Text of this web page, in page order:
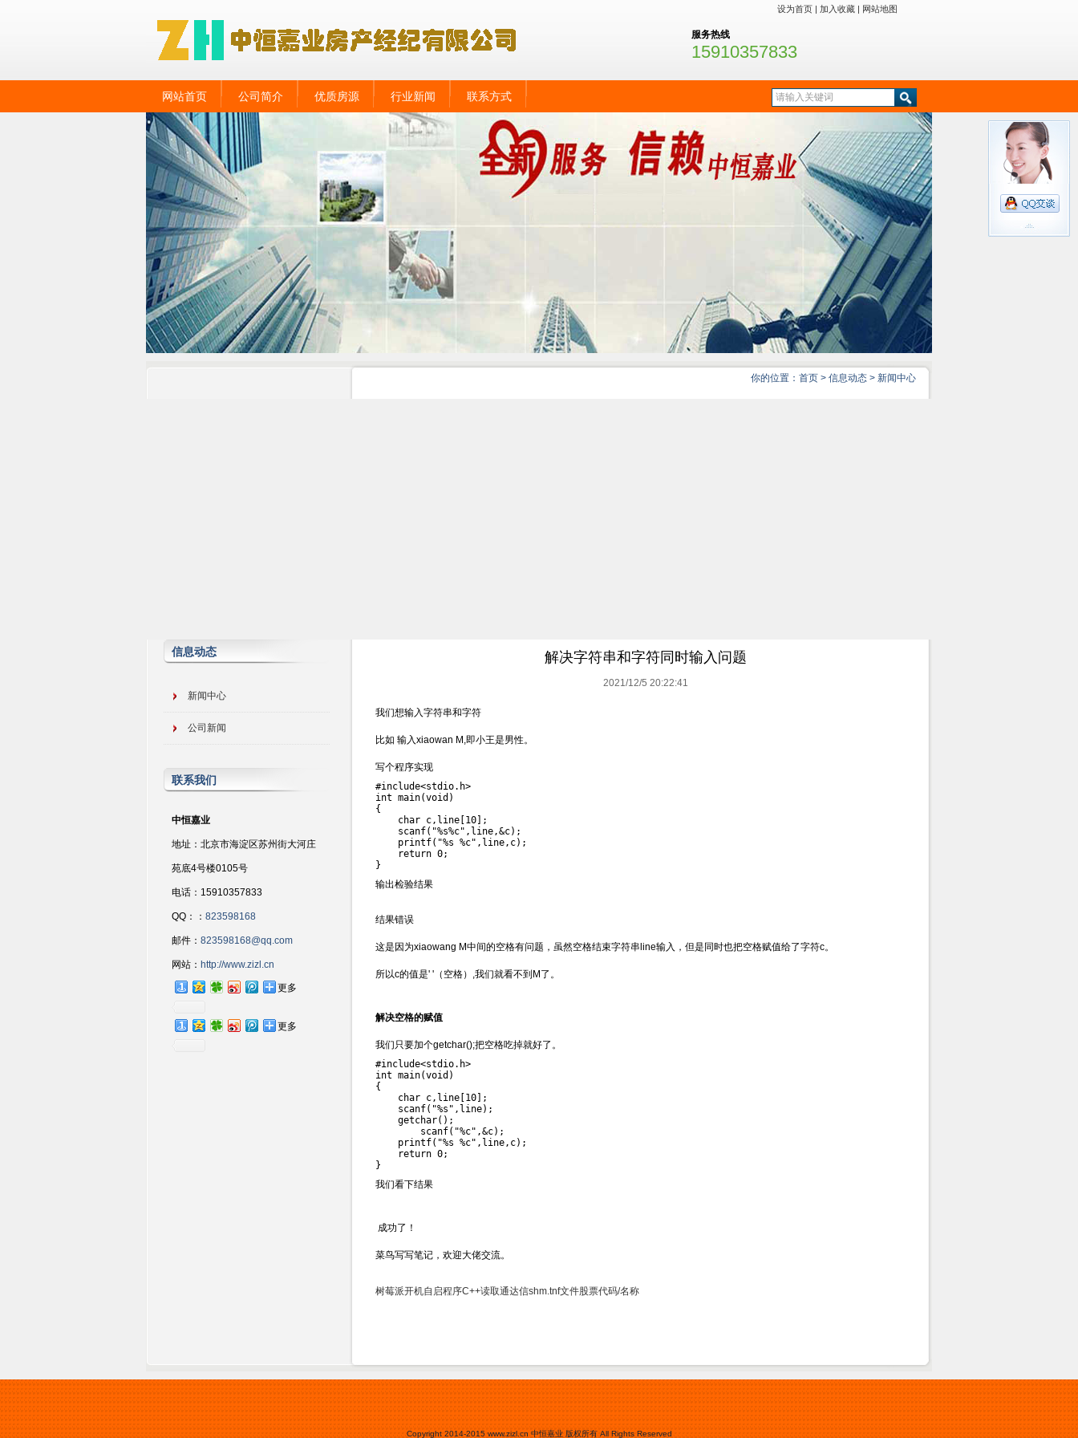
设为首页| 加入收藏| 网站地图
服务热线
15910357833
网站首页 公司简介 优质房源 行业新闻 联系方式
你的位置： 首页 > 信息动态 > 新闻中心
信息动态
新闻中心
公司新闻
联系我们
中恒嘉业
地址：北京市海淀区苏州街大河庄
苑底4号楼0105号
电话：15910357833
QQ：： 823598168
邮件： 823598168@qq.com
网站： http://www.zizl.cn
更多
更多
解决字符串和字符同时输入问题
2021/12/5 20:22:41
我们想输入字符串和字符
比如 输入xiaowan M,即小王是男性。
写个程序实现
#include<stdio.h>
int main(void)
{
    char c,line[10];
    scanf("%s%c",line,&c);
    printf("%s %c",line,c);
    return 0;
}
输出检验结果
结果错误
这是因为xiaowang M中间的空格有问题，虽然空格结束字符串line输入，但是同时也把空格赋值给了字符c。
所以c的值是' '（空格）,我们就看不到M了。
解决空格的赋值
我们只要加个getchar();把空格吃掉就好了。
#include<stdio.h>
int main(void)
{
    char c,line[10];
    scanf("%s",line);
    getchar();
    printf("%s %c",line,c);
    return 0;
}
我们看下结果
成功了！
菜鸟写写笔记，欢迎大佬交流。
树莓派开机自启程序C++读取通达信shm.tnf文件股票代码/名称
Copyright 2014-2015 www.zizl.cn 中恒嘉业 版权所有 All Rights Reserved